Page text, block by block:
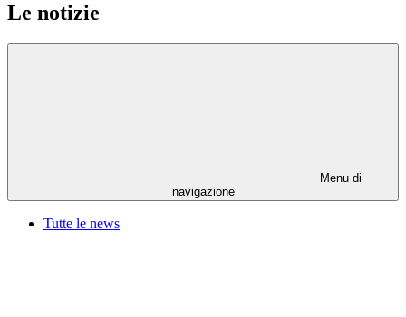
Le notizie
Menu di
navigazione
Tutte le news